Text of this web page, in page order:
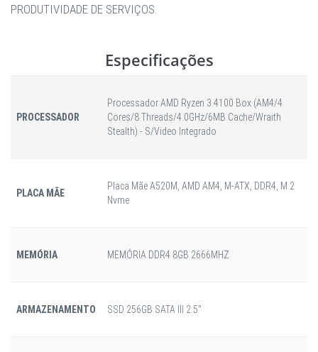
PRODUTIVIDADE DE SERVIÇOS.
Especificações
PROCESSADOR
Processador AMD Ryzen 3 4100 Box (AM4/4
Cores/8 Threads/4.0GHz/6MB Cache/Wraith
Stealth) - S/Video Integrado
PLACA MÃE
Placa Mãe A520M, AMD AM4, M-ATX, DDR4, M.2
Nvme
MEMÓRIA MEMÓRIA DDR4 8GB 2666MHZ
ARMAZENAMENTO SSD 256GB SATA III 2.5"